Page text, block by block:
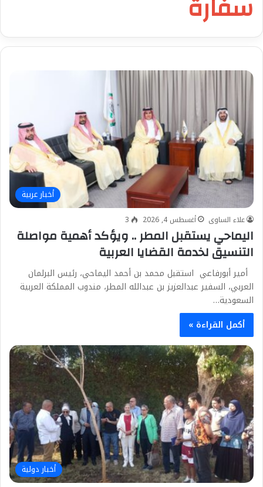
أخبار عربية
علاء الساوى أغسطس 4, 2026 3
اليماحي يستقبل المطر .. ويؤكد أهمية مواصلة
التنسيق لخدمة القضايا العربية
أمير أبورفاعي استقبل محمد بن أحمد اليماحي، رئيس البرلمان
العربي، السفير عبدالعزيز بن عبدالله المطر، مندوب المملكة العربية
السعودية…
أكمل القراءة »
أخبار دولية